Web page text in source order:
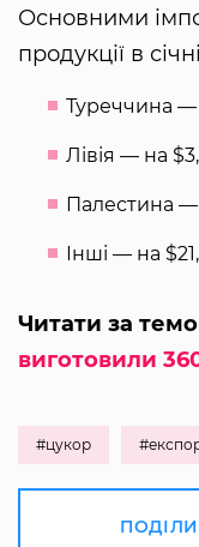
Основними
продукції в
Туреччина —
Лівія — на
Палестина —
Інші — на
Читати за
виготовили
#цукор